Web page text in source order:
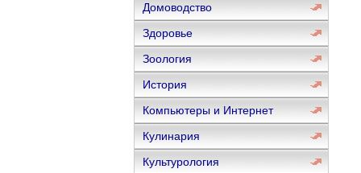
Домоводство
Здоровье
Зоология
История
Компьютеры и Интернет
Кулинария
Культурология